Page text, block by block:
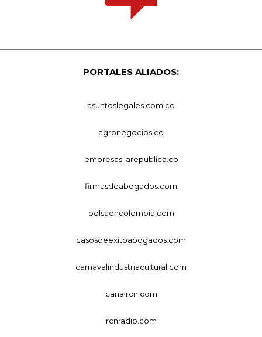
PORTALES ALIADOS:
asuntoslegales.com.co
agronegocios.co
empresas.larepublica.co
firmasdeabogados.com
bolsaencolombia.com
casosdeexitoabogados.com
carnavalindustriacultural.com
canalrcn.com
rcnradio.com